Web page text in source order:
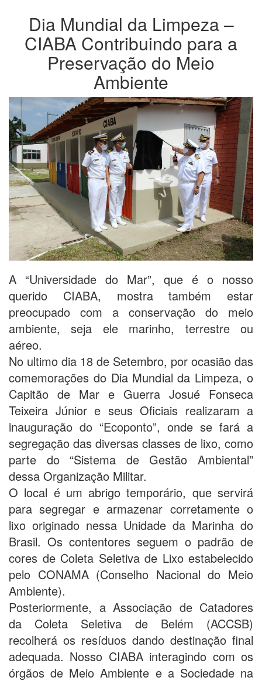
Dia Mundial da Limpeza –
CIABA Contribuindo para a
Preservação do Meio
Ambiente
A “Universidade do Mar”, que é o nosso
querido CIABA, mostra também estar
preocupado com a conservação do meio
ambiente, seja ele marinho, terrestre ou
aéreo.
No ultimo dia 18 de Setembro, por ocasião das
comemorações do Dia Mundial da Limpeza, o
Capitão de Mar e Guerra Josué Fonseca
Teixeira Júnior e seus Oficiais realizaram a
inauguração do “Ecoponto”, onde se fará a
segregação das diversas classes de lixo, como
parte do “Sistema de Gestão Ambiental”
dessa Organização Militar.
O local é um abrigo temporário, que servirá
para segregar e armazenar corretamente o
lixo originado nessa Unidade da Marinha do
Brasil. Os contentores seguem o padrão de
cores de Coleta Seletiva de Lixo estabelecido
pelo CONAMA (Conselho Nacional do Meio
Ambiente).
Posteriormente, a Associação de Catadores
da Coleta Seletiva de Belém (ACCSB)
recolherá os resíduos dando destinação final
adequada. Nosso CIABA interagindo com os
órgãos de Meio Ambiente e a Sociedade na